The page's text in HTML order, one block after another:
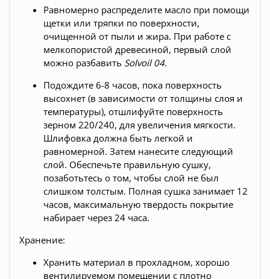
Равномерно распределите масло при помощи
щетки или тряпки по поверхности,
очищенной от пыли и жира. При работе с
мелкопористой древесиной, первый слой
можно разбавить Solvoil 04.
Подождите 6-8 часов, пока поверхность
высохнет (в зависимости от толщины слоя и
температуры), отшлифуйте поверхность
зерном 220/240, для увеличения мягкости.
Шлифовка должна быть легкой и
равномерной. Затем нанесите следующий
слой. Обеспечьте правильную сушку,
позаботьтесь о том, чтобы слой не был
слишком толстым. Полная сушка занимает 12
часов, максимальную твердость покрытие
набирает через 24 часа.
Хранение:
Хранить материал в прохладном, хорошо
вентилируемом помещении с плотно